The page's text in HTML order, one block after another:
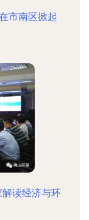
市南区掀起
读经济与环